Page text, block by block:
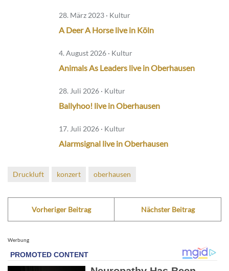
28. März 2023 · Kultur
A Deer A Horse live in Köln
4. August 2026 · Kultur
Animals As Leaders live in Oberhausen
28. Juli 2026 · Kultur
Ballyhoo! live in Oberhausen
17. Juli 2026 · Kultur
Alarmsignal live in Oberhausen
Druckluft konzert oberhausen
Vorheriger Beitrag Nächster Beitrag
Werbung